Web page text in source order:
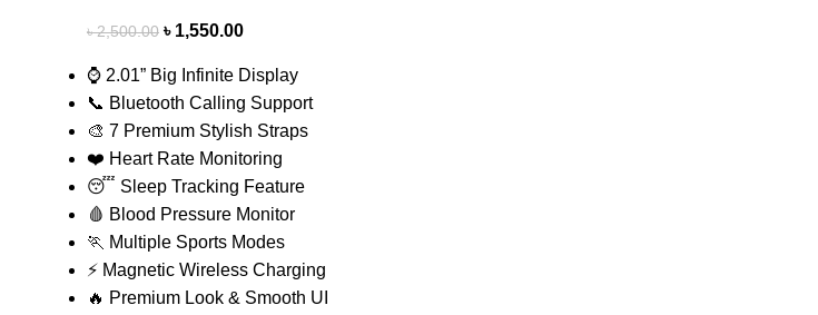
৳2,500.00 ৳ 1,550.00
⌚ 2.01” Big Infinite Display
📞 Bluetooth Calling Support
🎨 7 Premium Stylish Straps
❤️ Heart Rate Monitoring
😴 Sleep Tracking Feature
🩸 Blood Pressure Monitor
🏃 Multiple Sports Modes
⚡ Magnetic Wireless Charging
🔥 Premium Look & Smooth UI